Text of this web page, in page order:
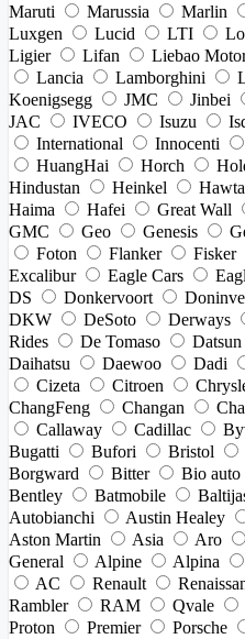
Maruti
Marussia Marlin
Luxgen
Lucid LTI
Ligier
Lifan Liebao
Lancia
Lamborghini
Koenigsegg
JMC Jinbei
JAC
IVECO Isuzu
International
Innocenti
HuangHai
Horch
Hindustan
Heinkel
Haima
Hafei Great Wall
GMC
Geo Genesis
Foton
Flanker Fisker
Excalibur
Eagle Cars
DS
Donkervoort
DKW
DeSoto Derways
Rides
De Tomaso Datsun
Daihatsu
Daewoo Dadi
Cizeta
Citroen
ChangFeng
Changan
Callaway
Cadillac
Bugatti
Bufori Bristol
Borgward
Bitter Bio auto
Bentley
Batmobile
Autobianchi
Austin Healey
Aston Martin
Asia Aro
General
Alpine Alpina
AC
Renault
Rambler
RAM Qvale
Proton
Premier Porsche